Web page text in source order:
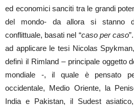
ed economici sanciti tra le grandi
del mondo- da allora si stanno
conflittuale, basati nel “caso per caso
ad applicare le tesi Nicolas
definì il Rimland – principale oggetto
mondiale -, il quale è pensato
occidentale, Medio Oriente, la
India e Pakistan, il Sudest